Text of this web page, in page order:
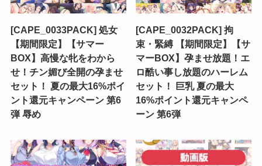
[CAPE_0033PACK] 処女
【期間限定】【サマー
BOX】高慢な牝をわから
せ！チン媚び全開の孕ませ
セット！ 夏の最大16%ポイ
ント還元キャンペーン 第6
弾 辱め
[CAPE_0032PACK] 拘
束・緊縛 【期間限定】【サ
マーBOX】孕ませ放題！エ
ロ酷い事し放題のハーレム
セット！ 巨乳 夏の最大
16%ポイント還元キャンペ
ーン 第6弾